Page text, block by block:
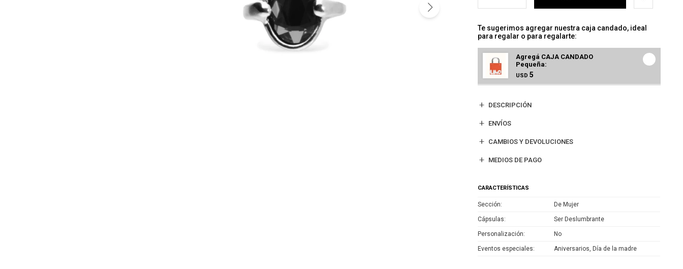
Te sugerimos agregar nuestra caja candado, ideal
para regalar o para regalarte:
Agregá CAJA CANDADO
Pequeña:
USD 5
DESCRIPCIÓN
ENVÍOS
CAMBIOS Y DEVOLUCIONES
MEDIOS DE PAGO
CARACTERÍSTICAS
Sección De Mujer
Cápsulas Ser Deslumbrante
Personalización No
Eventos especiales Aniversarios, Día de la madre